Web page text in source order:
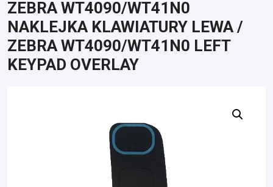
ZEBRA WT4090/WT41N0
NAKLEJKA KLAWIATURY LEWA /
ZEBRA WT4090/WT41N0 LEFT
KEYPAD OVERLAY